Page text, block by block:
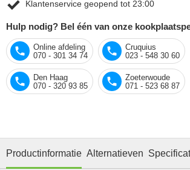
Klantenservice geopend tot 23:00
Hulp nodig? Bel één van onze
Online afdeling
070 - 301 34 74
Cruquius
023 - 548 30 60
Den Haag
070 - 320 93 85
Zoeterwoude
071 - 523 68 87
Productinformatie Alternatieven